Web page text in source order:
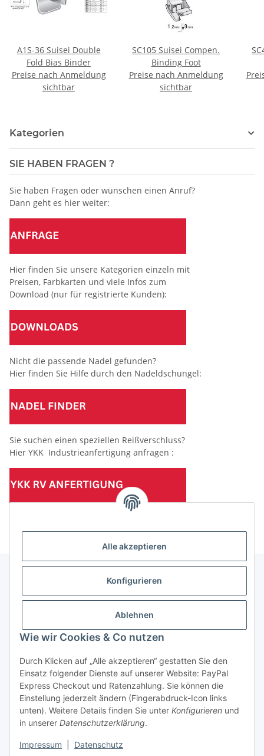
Alle akzeptieren
Konfigurieren
Ablehnen
Wie wir Cookies & Co nutzen
Durch Klicken auf „Alle akzeptieren“ gestatten Sie den
Einsatz folgender Dienste auf unserer Website: PayPal
Express Checkout und Ratenzahlung. Sie können die
Einstellung jederzeit ändern (Fingerabdruck-Icon links
unten). Weitere Details finden Sie unter Konfigurieren und
in unserer Datenschutzerklärung.
Impressum Datenschutz
A1S-36 Suisei Double
Fold Bias Binder
Preise nach Anmeldung
sichtbar
SC105 Suisei Compen.
Binding Foot
Preise nach Anmeldung
sichtbar
Kategorien
SIE HABEN FRAGEN ?
Sie haben Fragen oder wünschen einen Anruf?
Dann geht es hier weiter:
Hier finden Sie unsere Kategorien einzeln mit
Preisen, Farbkarten und viele Infos zum
Download (nur für registrierte Kunden):
Nicht die passende Nadel gefunden?
Hier finden Sie Hilfe durch den Nadeldschungel:
Sie suchen einen speziellen Reißverschluss?
Hier YKK Industrieanfertigung anfragen :
(Mindesttabnahmemenge 10 Stück je Länge und Farbe)
Informationen
Gesetzliche Informationen
Vertrag widerrufen
* Alle Preise zzgl. gesetzlicher USt., zzgl.